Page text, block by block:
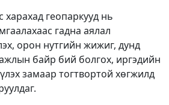
геопаркууд нь
гадна аялал
орон нутгийн жижиг, дунд
байр бий болгох, иргэдийн
замаар тогтвортой хөгжилд